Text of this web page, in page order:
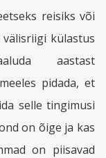
reisiks või
külastus
aastast
pidada, et
selle tingimusi
on õige ja kas
on piisavad